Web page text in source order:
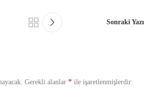
Sonraki Yazı
Gerekli alanlar * ile işaretlenmişlerdir